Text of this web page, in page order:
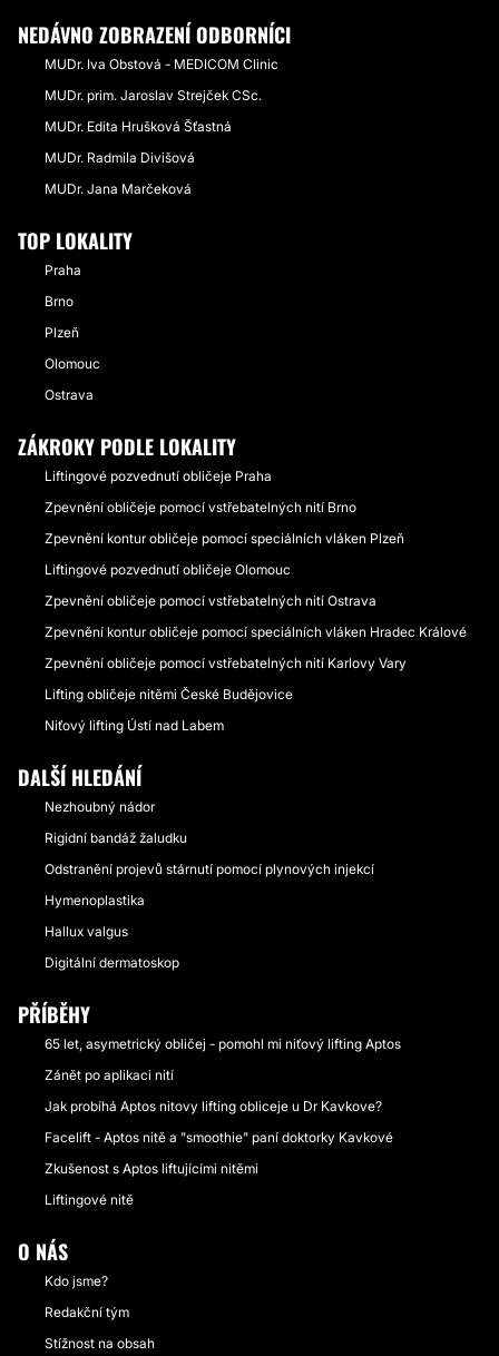
NEDÁVNO ZOBRAZENÍ ODBORNÍCI
MUDr. Iva Obstová - MEDICOM Clinic
MUDr. prim. Jaroslav Strejček CSc.
MUDr. Edita Hrušková Šťastná
MUDr. Radmila Divišová
MUDr. Jana Marčeková
TOP LOKALITY
Praha
Brno
Plzeň
Olomouc
Ostrava
ZÁKROKY PODLE LOKALITY
Liftingové pozvednutí obličeje Praha
Zpevnění obličeje pomocí vstřebatelných nití Brno
Zpevnění kontur obličeje pomocí speciálních vláken Plzeň
Liftingové pozvednutí obličeje Olomouc
Zpevnění obličeje pomocí vstřebatelných nití Ostrava
Zpevnění kontur obličeje pomocí speciálních vláken Hradec Králové
Zpevnění obličeje pomocí vstřebatelných nití Karlovy Vary
Lifting obličeje nitěmi České Budějovice
Niťový lifting Ústí nad Labem
DALŠÍ HLEDÁNÍ
Nezhoubný nádor
Rigidní bandáž žaludku
Odstranění projevů stárnutí pomocí plynových injekcí
Hymenoplastika
Hallux valgus
Digitální dermatoskop
PŘÍBĚHY
65 let, asymetrický obličej - pomohl mi niťový lifting Aptos
Zánět po aplikaci nití
Jak probíhá Aptos nitovy lifting obliceje u Dr Kavkove?
Facelift - Aptos nitě a "smoothie" paní doktorky Kavkové
Zkušenost s Aptos liftujícími nitěmi
Liftingové nitě
O NÁS
Kdo jsme?
Redakční tým
Stížnost na obsah